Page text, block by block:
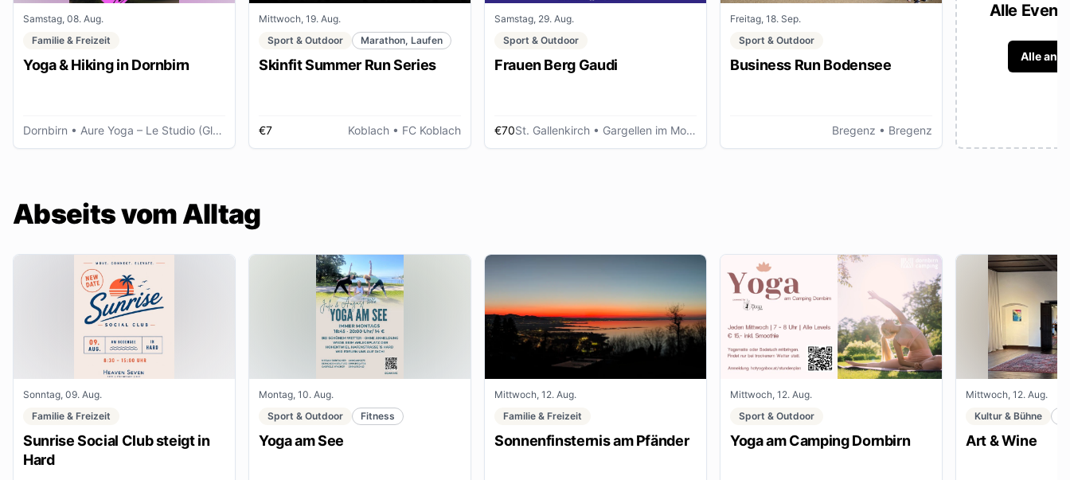
Samstag, 08. Aug.
Familie & Freizeit
Yoga & Hiking in Dornbirn
Dornbirn • Aure Yoga – Le Studio (Glöggele Haus)
Mittwoch, 19. Aug.
Sport & Outdoor
Marathon, Laufen
Skinfit Summer Run Series
€7 Koblach • FC Koblach
Samstag, 29. Aug.
Sport & Outdoor
Frauen Berg Gaudi
€70St. Gallenkirch • Gargellen im Montafon
Freitag, 18. Sep.
Sport & Outdoor
Business Run Bodensee
Bregenz • Bregenz
Alle
Alle
Abseits vom Alltag
Sonntag, 09. Aug.
Familie & Freizeit
Sunrise Social Club steigt in
Hard
Montag, 10. Aug.
Sport & Outdoor
Fitness
Yoga am See
Mittwoch, 12. Aug.
Familie & Freizeit
Sonnenfinsternis am Pfänder
Mittwoch, 12. Aug.
Sport & Outdoor
Yoga am Camping Dornbirn
Mittwoch, 12. Aug.
Kultur & Bühne
Art & Wine